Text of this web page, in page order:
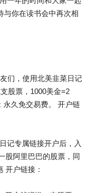
与你在读书会中再次相
们，使用北美韭菜日记
股票，1000美金=2
永久免交易费。 开户链
记专属链接开户后，入
股阿里巴巴的股票，同
开户链接：